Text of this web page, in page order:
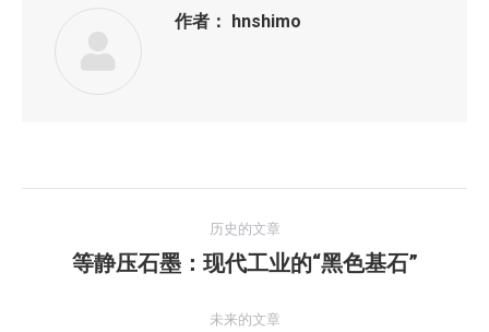
作者： hnshimo
历史的文章
历
的
等静压石墨：现代工业的“黑色基石”
未来的文章